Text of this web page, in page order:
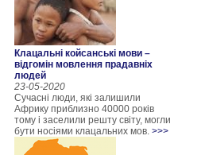
Клацальні койсанські мови –
відгомін мовлення прадавніх
людей
23-05-2020
Сучасні люди, які залишили
Африку приблизно 40000 років
тому і заселили решту світу, могли
бути носіями клацальних мов.>>>